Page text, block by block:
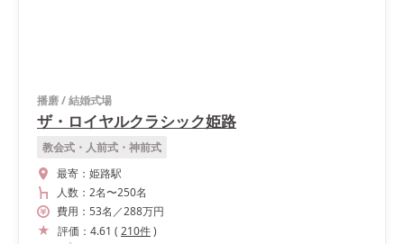
播磨/結婚式場
ザ・ロイヤルクラシック姫路
教会式・人前式・神前式
最寄： 姫路駅
人数： 2名〜250名
費用： 53名 ／288万円
評価： 4.61 ( 210件)